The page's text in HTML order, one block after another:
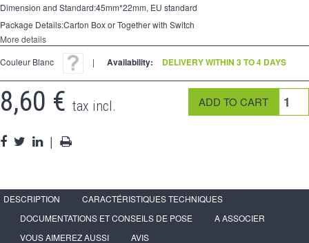
Dimension and Standard:45mm*22mm, EU standard
Package Details:Carton Box or Together with Switch
More details
Couleur Blanc
| Availability: DELIVERY WITHIN 3 TO 4 DAYS
8,60 € tax incl.
|
DESCRIPTION
CARACTÉRISTIQUES TECHNIQUES
DOCUMENTATIONS ET CONSEILS DE POSE
A ASSOCIER
VOUS AIMEREZ AUSSI
AVIS